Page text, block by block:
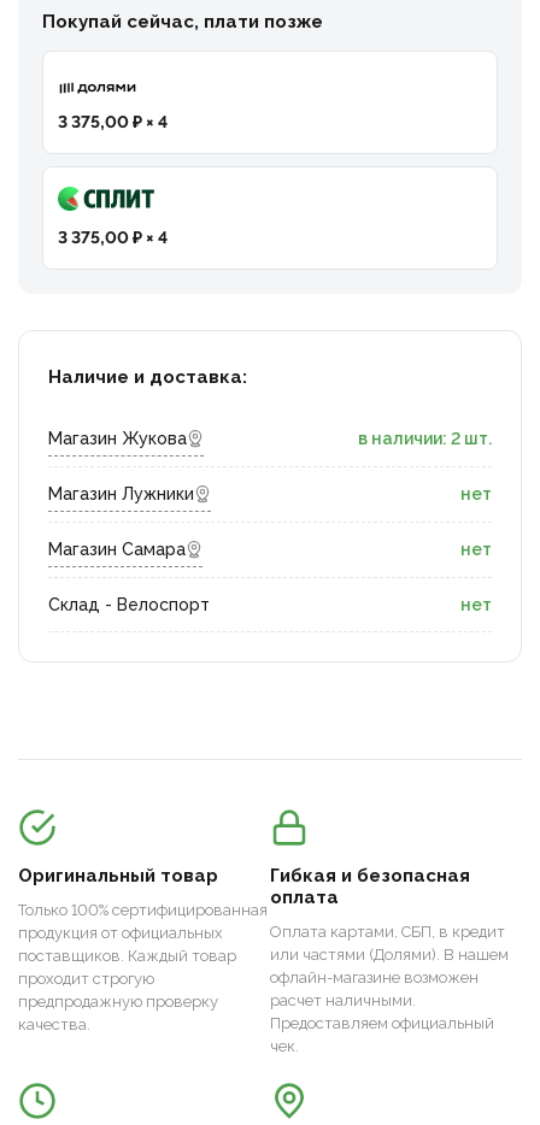
Покупай сейчас, плати позже
3 375,00 ₽ × 4
3 375,00 ₽ × 4
Наличие и доставка:
Магазин Жукова в наличии: 2 шт.
Магазин Лужники нет
Магазин Самара нет
Склад - Велоспорт нет
Оригинальный товар
Только 100% сертифицированная
продукция от официальных
поставщиков. Каждый товар
проходит строгую
предпродажную проверку
качества.
Гибкая и безопасная
оплата
Оплата картами, СБП, в кредит
или частями (Долями). В нашем
офлайн-магазине возможен
расчет наличными.
Предоставляем официальный
чек.